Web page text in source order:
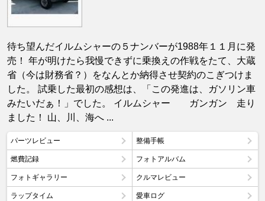
待ち望んだイルムシャーの５ナンバーが1988年１１月に発
売！ 年が明けたら我慢できずに乗換えの作戦をたて、大蔵
省（今は財務省？）をなんとか納得させ契約のこぎつけま
した。 試乗した最初の感想は、「この発進は、ガソリン車
みたいだぁ！」でした。 イルムシャー ガンガン 走り
ました！ 山、川、海へ ...
パーツレビュー 整備手帳
燃費記録 フォトアルバム
フォトギャラリー クルマレビュー
ラップタイム 愛車ログ